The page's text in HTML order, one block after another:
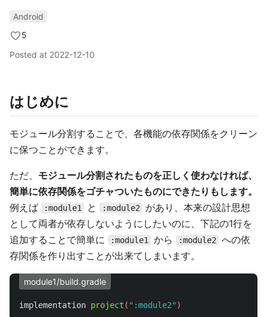
Android
5
Posted at 2022-12-10
はじめに
モジュール分割することで、各機能の依存関係をクリーン
に保つことができます。
ただ、 モジュール分割されたものを正しく使わなければ、
簡単に依存関係をゴチャついたものにできたりもします。
例えば
:module1 と :module2
があり、本来の設計思想
として両者が依存しないようにしたいのに、下記の1行を
追加することで簡単に
:module1 から :module2
への依
存関係を作り出すことが出来てしまいます。
module1/build.gradle
implementation project ( ":module2" )